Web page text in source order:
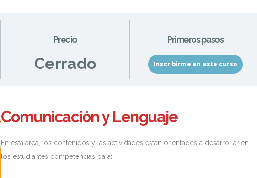
Precio
Cerrado
Primeros pasos
Inscribirme en este curso
Comunicación y Lenguaje
En esta área, los contenidos y las actividades están orientados a desarrollar en
los estudiantes competencias para: